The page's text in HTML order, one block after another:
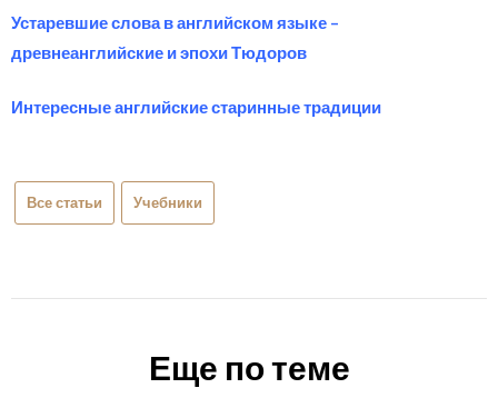
Устаревшие слова в английском языке –
древнеанглийские и эпохи Тюдоров
Интересные английские старинные традиции
Все статьи Учебники
Еще по теме